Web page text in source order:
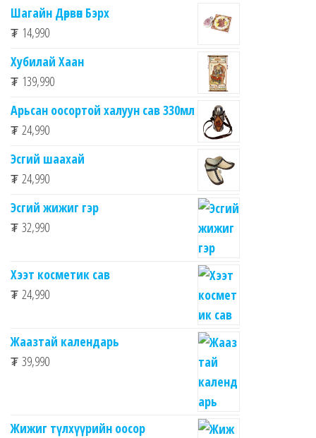
Шагайн Дөрвөн Бэрх
₮ 14,990
Хубилай Хаан
₮ 139,990
Арьсан оосортой халуун сав 330мл
₮ 24,990
Эсгий шаахай
₮ 24,990
Эсгий жижиг гэр
₮ 32,990
Хээт косметик сав
₮ 24,990
Жаазтай календарь
₮ 39,990
Жижиг түлхүүрийн оосор